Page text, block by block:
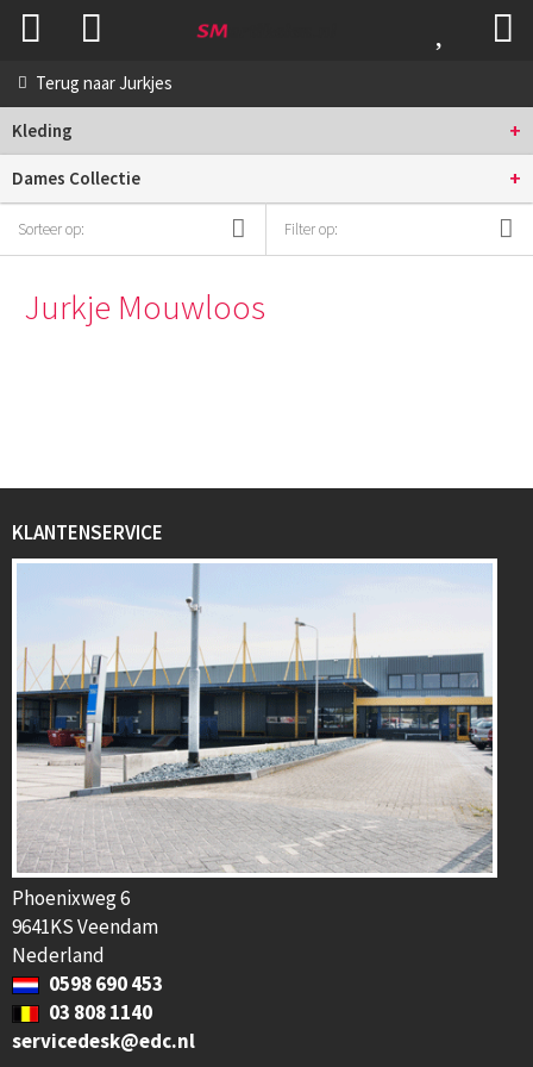
Terug naarJurkjes
Kleding +
Dames Collectie +
Sorteer op: Filter op:
Jurkje Mouwloos
KLANTENSERVICE
Phoenixweg 6
9641KS Veendam
Nederland
0598 690 453
03 808 1140
servicedesk@edc.nl